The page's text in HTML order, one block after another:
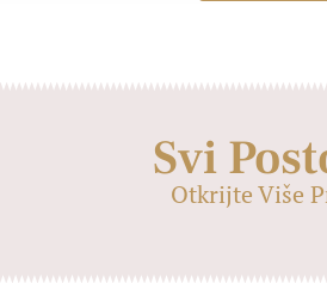
Svi
Otkrijte Više